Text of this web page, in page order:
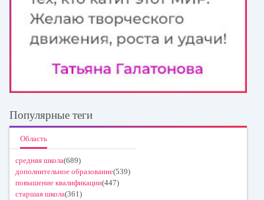
Популярные теги
Область
средняя школа(689)
дополнительное образование(539)
повышение квалификации(447)
старшая школа(361)